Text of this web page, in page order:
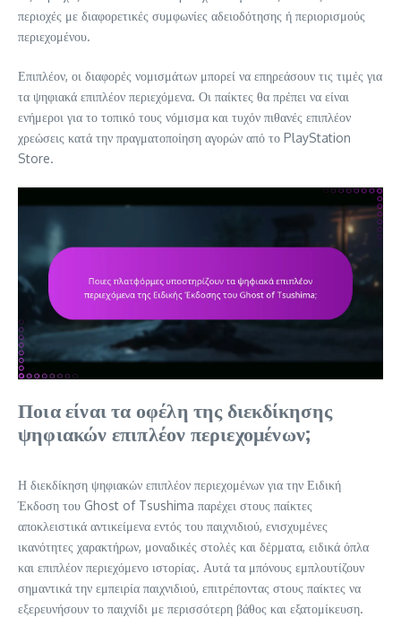
περιοχές με διαφορετικές συμφωνίες αδειοδότησης ή περιορισμούς
περιεχομένου.
Επιπλέον, οι διαφορές νομισμάτων μπορεί να επηρεάσουν τις τιμές για
τα ψηφιακά επιπλέον περιεχόμενα. Οι παίκτες θα πρέπει να είναι
ενήμεροι για το τοπικό τους νόμισμα και τυχόν πιθανές επιπλέον
χρεώσεις κατά την πραγματοποίηση αγορών από το PlayStation
Store.
Ποια είναι τα οφέλη της διεκδίκησης
ψηφιακών επιπλέον περιεχομένων;
Η διεκδίκηση ψηφιακών επιπλέον περιεχομένων για την Ειδική
Έκδοση του Ghost of Tsushima παρέχει στους παίκτες
αποκλειστικά αντικείμενα εντός του παιχνιδιού, ενισχυμένες
ικανότητες χαρακτήρων, μοναδικές στολές και δέρματα, ειδικά όπλα
και επιπλέον περιεχόμενο ιστορίας. Αυτά τα μπόνους εμπλουτίζουν
σημαντικά την εμπειρία παιχνιδιού, επιτρέποντας στους παίκτες να
εξερευνήσουν το παιχνίδι με περισσότερη βάθος και εξατομίκευση.